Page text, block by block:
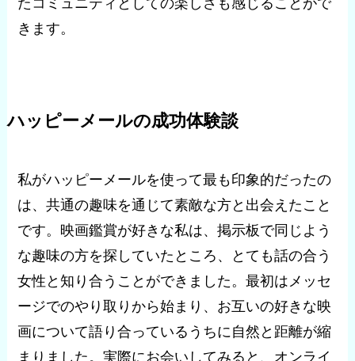
たコミュニティとしての楽しさも感じることがで
きます。
ハッピーメールの成功体験談
私がハッピーメールを使って最も印象的だったの
は、共通の趣味を通じて素敵な方と出会えたこと
です。映画鑑賞が好きな私は、掲示板で同じよう
な趣味の方を探していたところ、とても話の合う
女性と知り合うことができました。最初はメッセ
ージでのやり取りから始まり、お互いの好きな映
画について語り合っているうちに自然と距離が縮
まりました。実際にお会いしてみると、オンライ